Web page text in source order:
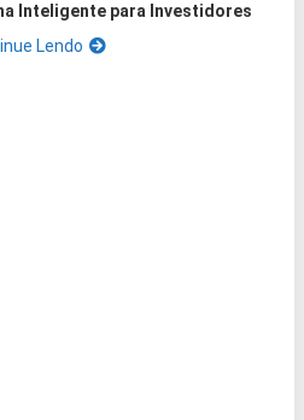
Inteligente para Investidores
Lendo